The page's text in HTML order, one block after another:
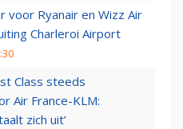
voor Ryanair en Wizz Air
Charleroi Airport
Class steeds
Air France-KLM:
zich uit’